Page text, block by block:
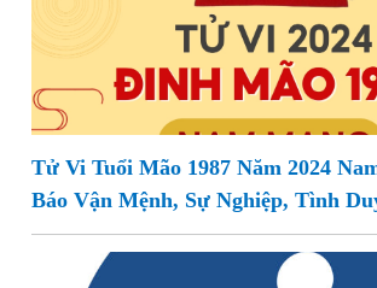
Tử Vi Tuổi Mão 1987 Năm 2024
Báo Vận Mệnh, Sự Nghiệp, Tình